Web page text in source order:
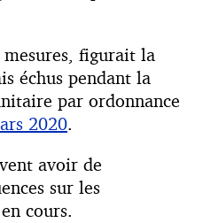
figurait la
échus pendant la
par ordonnance
2020.
avoir de
sur les
cours.